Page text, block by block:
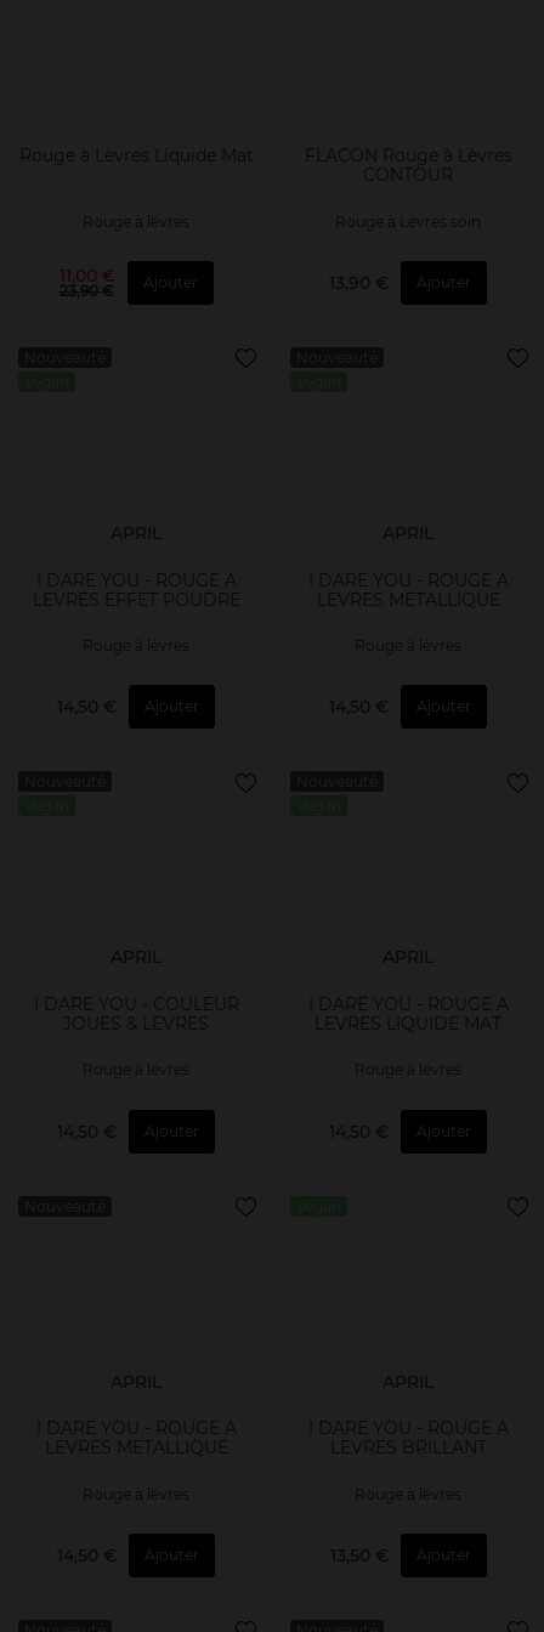
Rouge à Lèvres Liquide Mat
Rouge à lévres
11,00 €
23,90 € Ajouter
FLACON Rouge à Lèvres
CONTOUR
Rouge à Lèvres soin
13,90 € Ajouter
APRIL
I DARE YOU - ROUGE A
LEVRES EFFET POUDRE
Rouge à lévres
14,50 € Ajouter
APRIL
I DARE YOU - ROUGE A
LEVRES METALLIQUE
Rouge à lévres
14,50 € Ajouter
APRIL
I DARE YOU - COULEUR
JOUES & LEVRES
Rouge à lévres
14,50 € Ajouter
APRIL
I DARE YOU - ROUGE A
LEVRES LIQUIDE MAT
Rouge à lévres
14,50 € Ajouter
APRIL
I DARE YOU - ROUGE A
LEVRES METALLIQUE
Rouge à lévres
14,50 € Ajouter
APRIL
I DARE YOU - ROUGE A
LEVRES BRILLANT
Rouge à lévres
13,50 € Ajouter